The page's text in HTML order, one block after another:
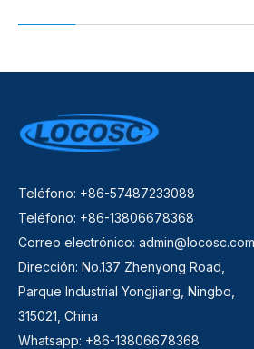
Teléfono: +86-57487233088
Teléfono: +86-13806678368
Correo electrónico: admin@locosc.com
Dirección: No.137 Zhenyong Road,
Parque Industrial Yongjiang, Ningbo,
315021, China
Whatsapp: +86-13806678368